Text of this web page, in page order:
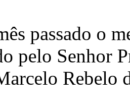
passado o
pelo Senhor
Rebelo